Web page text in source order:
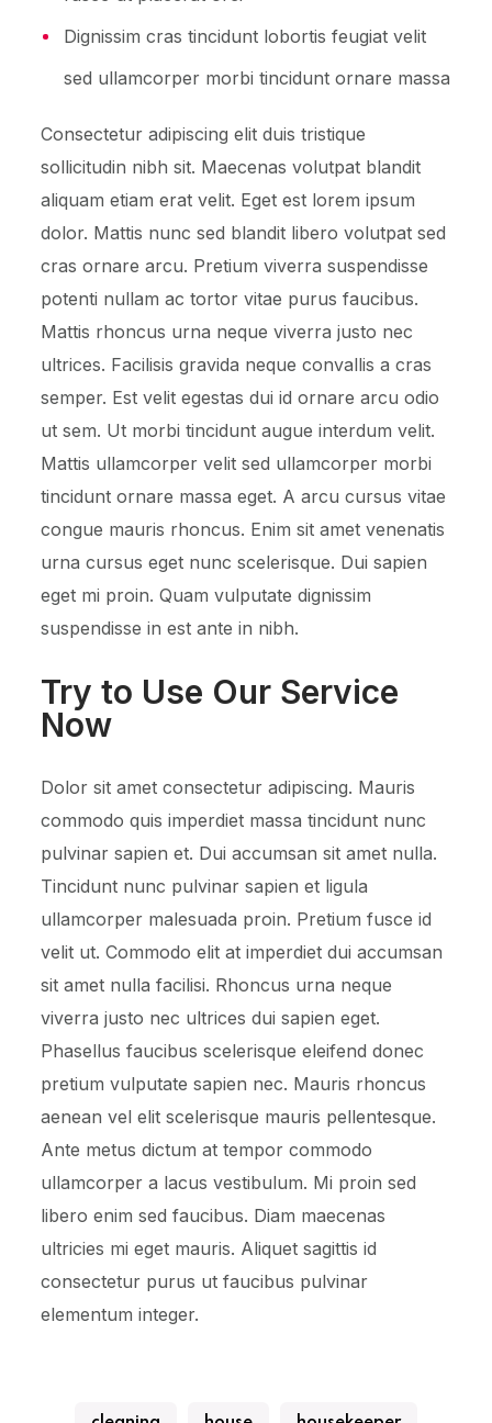
Dignissim cras tincidunt lobortis feugiat velit
sed ullamcorper morbi tincidunt ornare massa
Consectetur adipiscing elit duis tristique
sollicitudin nibh sit. Maecenas volutpat blandit
aliquam etiam erat velit. Eget est lorem ipsum
dolor. Mattis nunc sed blandit libero volutpat sed
cras ornare arcu. Pretium viverra suspendisse
potenti nullam ac tortor vitae purus faucibus.
Mattis rhoncus urna neque viverra justo nec
ultrices. Facilisis gravida neque convallis a cras
semper. Est velit egestas dui id ornare arcu odio
ut sem. Ut morbi tincidunt augue interdum velit.
Mattis ullamcorper velit sed ullamcorper morbi
tincidunt ornare massa eget. A arcu cursus vitae
congue mauris rhoncus. Enim sit amet venenatis
urna cursus eget nunc scelerisque. Dui sapien
eget mi proin. Quam vulputate dignissim
suspendisse in est ante in nibh.
Try to Use Our Service
Now
Dolor sit amet consectetur adipiscing. Mauris
commodo quis imperdiet massa tincidunt nunc
pulvinar sapien et. Dui accumsan sit amet nulla.
Tincidunt nunc pulvinar sapien et ligula
ullamcorper malesuada proin. Pretium fusce id
velit ut. Commodo elit at imperdiet dui accumsan
sit amet nulla facilisi. Rhoncus urna neque
viverra justo nec ultrices dui sapien eget.
Phasellus faucibus scelerisque eleifend donec
pretium vulputate sapien nec. Mauris rhoncus
aenean vel elit scelerisque mauris pellentesque.
Ante metus dictum at tempor commodo
ullamcorper a lacus vestibulum. Mi proin sed
libero enim sed faucibus. Diam maecenas
ultricies mi eget mauris. Aliquet sagittis id
consectetur purus ut faucibus pulvinar
elementum integer.